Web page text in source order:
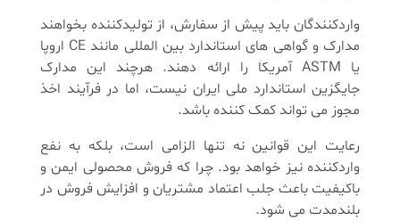
واردکنندگان باید پیش از سفارش، از تولیدکننده بخواهند
مدارک و گواهی های استاندارد بین المللی مانند CE اروپا
یا ASTM آمریکا را ارائه دهند. هرچند این مدارک
جایگزین استاندارد ملی ایران نیست، اما در فرآیند اخذ
مجوز می تواند کمک کننده باشد.
رعایت این قوانین نه تنها الزامی است، بلکه به نفع
واردکننده نیز خواهد بود. چرا که فروش محصولی ایمن و
باکیفیت باعث جلب اعتماد مشتریان و افزایش فروش در
بلندمدت می شود.